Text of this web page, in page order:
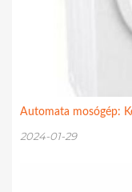
Automata mosógép:
2024-01-29